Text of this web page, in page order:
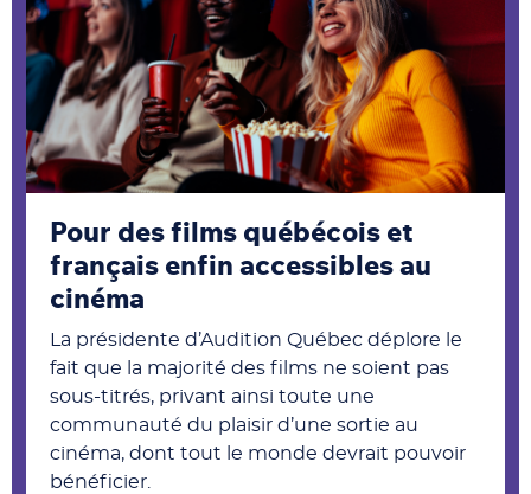
Pour des films québécois et
français enfin accessibles au
cinéma
La présidente d’Audition Québec déplore le
fait que la majorité des films ne soient pas
sous-titrés, privant ainsi toute une
communauté du plaisir d’une sortie au
cinéma, dont tout le monde devrait pouvoir
bénéficier.